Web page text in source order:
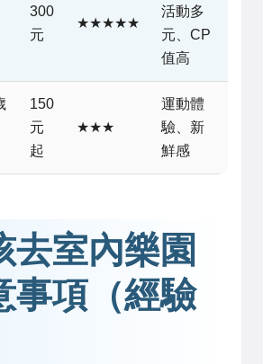
300
元
★★★★★
活動多
元、CP
值高
150
元
起
★★★
運動體
驗、新
鮮感
去室內樂園
事項（經驗